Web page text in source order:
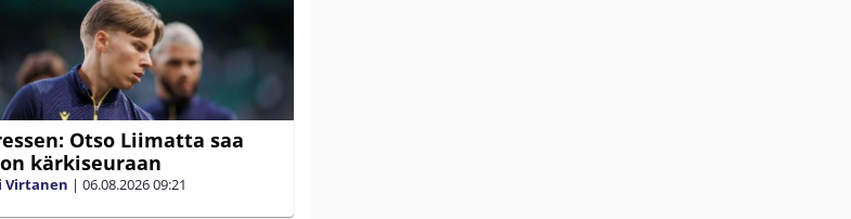
Otso Liimatta saa
kärkiseuraan
Virtanen | 06.08.202609:21